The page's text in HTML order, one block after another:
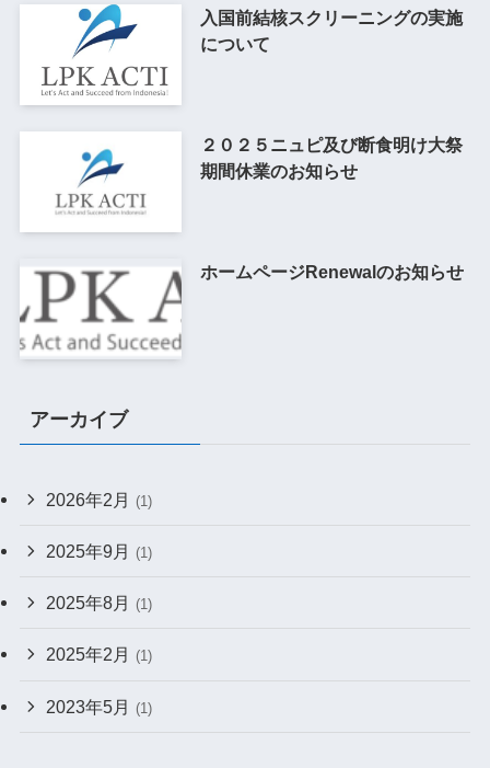
入国前結核スクリーニングの実施
について
２０２５ニュピ及び断食明け大祭
期間休業のお知らせ
ホームページRenewalのお知らせ
アーカイブ
2026年2月 (1)
2025年9月 (1)
2025年8月 (1)
2025年2月 (1)
2023年5月 (1)